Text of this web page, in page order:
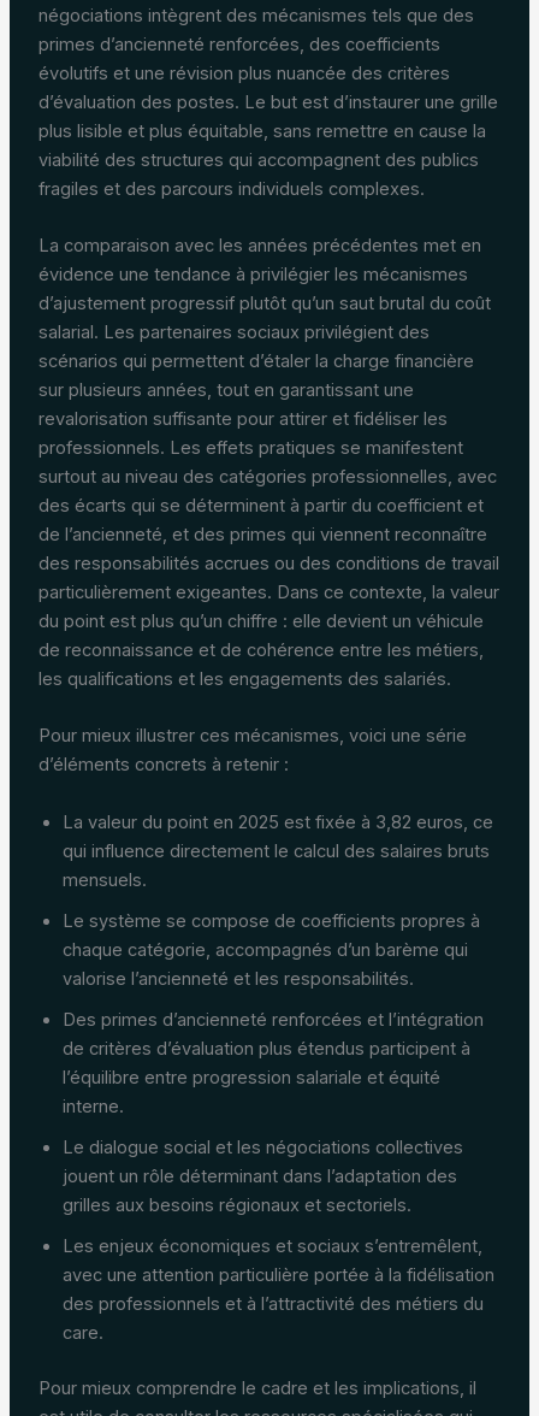
négociations intègrent des mécanismes tels que des
primes d’ancienneté renforcées, des coefficients
évolutifs et une révision plus nuancée des critères
d’évaluation des postes. Le but est d’instaurer une grille
plus lisible et plus équitable, sans remettre en cause la
viabilité des structures qui accompagnent des publics
fragiles et des parcours individuels complexes.
La comparaison avec les années précédentes met en
évidence une tendance à privilégier les mécanismes
d’ajustement progressif plutôt qu’un saut brutal du coût
salarial. Les partenaires sociaux privilégient des
scénarios qui permettent d’étaler la charge financière
sur plusieurs années, tout en garantissant une
revalorisation suffisante pour attirer et fidéliser les
professionnels. Les effets pratiques se manifestent
surtout au niveau des catégories professionnelles, avec
des écarts qui se déterminent à partir du coefficient et
de l’ancienneté, et des primes qui viennent reconnaître
des responsabilités accrues ou des conditions de travail
particulièrement exigeantes. Dans ce contexte, la valeur
du point est plus qu’un chiffre : elle devient un véhicule
de reconnaissance et de cohérence entre les métiers,
les qualifications et les engagements des salariés.
Pour mieux illustrer ces mécanismes, voici une série
d’éléments concrets à retenir :
La valeur du point en 2025 est fixée à 3,82 euros, ce
qui influence directement le calcul des salaires bruts
mensuels.
Le système se compose de coefficients propres à
chaque catégorie, accompagnés d’un barème qui
valorise l’ancienneté et les responsabilités.
Des primes d’ancienneté renforcées et l’intégration
de critères d’évaluation plus étendus participent à
l’équilibre entre progression salariale et équité
interne.
Le dialogue social et les négociations collectives
jouent un rôle déterminant dans l’adaptation des
grilles aux besoins régionaux et sectoriels.
Les enjeux économiques et sociaux s’entremêlent,
avec une attention particulière portée à la fidélisation
des professionnels et à l’attractivité des métiers du
care.
Pour mieux comprendre le cadre et les implications, il